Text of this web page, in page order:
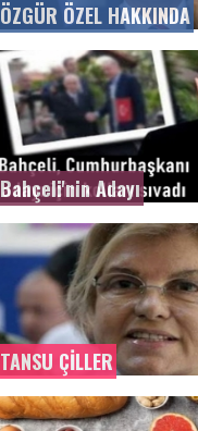
ÖZGÜR ÖZEL HAKKINDA
Bahçeli'nin Adayı
TANSU ÇİLLER